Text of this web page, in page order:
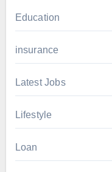
Education
insurance
Latest Jobs
Lifestyle
Loan